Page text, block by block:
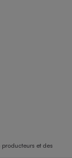
producteurs et des